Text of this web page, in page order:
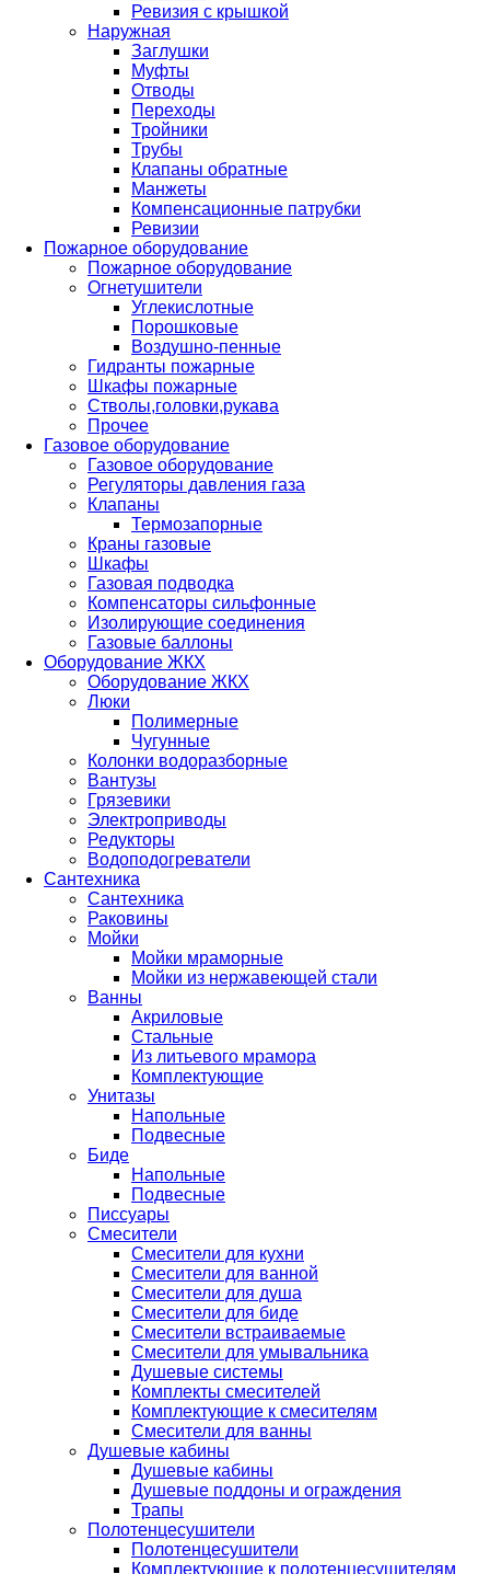
Ревизия с крышкой
Наружная
Заглушки
Муфты
Отводы
Переходы
Тройники
Трубы
Клапаны обратные
Манжеты
Компенсационные патрубки
Ревизии
Пожарное оборудование
Пожарное оборудование
Огнетушители
Углекислотные
Порошковые
Воздушно-пенные
Гидранты пожарные
Шкафы пожарные
Стволы,головки,рукава
Прочее
Газовое оборудование
Газовое оборудование
Регуляторы давления газа
Клапаны
Термозапорные
Краны газовые
Шкафы
Газовая подводка
Компенсаторы сильфонные
Изолирующие соединения
Газовые баллоны
Оборудование ЖКХ
Оборудование ЖКХ
Люки
Полимерные
Чугунные
Колонки водоразборные
Вантузы
Грязевики
Электроприводы
Редукторы
Водоподогреватели
Сантехника
Сантехника
Раковины
Мойки
Мойки мраморные
Мойки из нержавеющей стали
Ванны
Акриловые
Стальные
Из литьевого мрамора
Комплектующие
Унитазы
Напольные
Подвесные
Биде
Напольные
Подвесные
Писсуары
Смесители
Смесители для кухни
Смесители для ванной
Смесители для душа
Смесители для биде
Смесители встраиваемые
Смесители для умывальника
Душевые системы
Комплекты смесителей
Комплектующие к смесителям
Смесители для ванны
Душевые кабины
Душевые кабины
Душевые поддоны и ограждения
Трапы
Полотенцесушители
Полотенцесушители
Комплектующие к полотенцесушителям